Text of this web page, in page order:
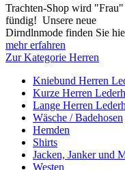
Trachten-Shop wird "Frau"
fündig! Unsere neue
Dirndlnmode finden Sie
mehr erfahren
Zur Kategorie Herren
Kniebund Herren
Kurze Herren
Lange Herren
Wäsche / Badehosen
Hemden
Shirts
Jacken, Janker und
Westen